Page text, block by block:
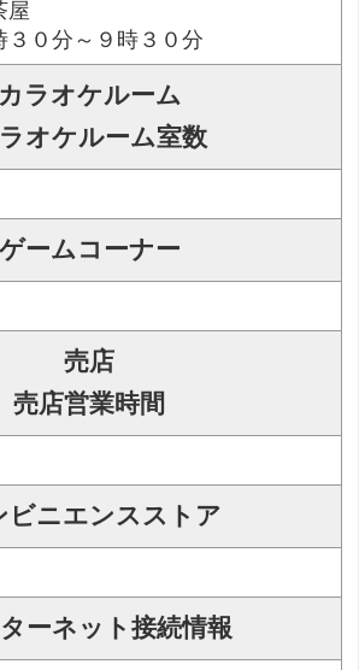
屋
３０分～９時３０分
カラオケルーム
オケルーム室数
ゲームコーナー
売店
売店営業時間
ビニエンスストア
ーネット接続情報